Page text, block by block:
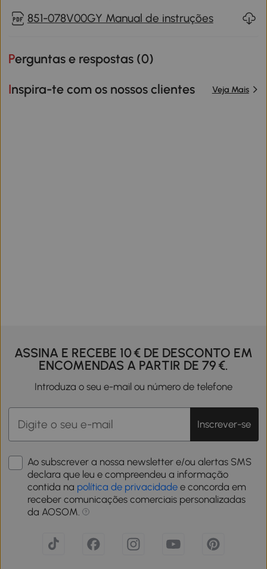
851-078V00GY Manual de instruções
Perguntas e respostas (0)
Inspira-te com os nossos clientes Veja Mais
ASSINA E RECEBE 10 € DE DESCONTO EM
ENCOMENDAS A PARTIR DE 79 €.
Introduza o seu e-mail ou número de telefone
Inscrever-se
Ao subscrever a nossa newsletter e/ou alertas SMS
declara que leu e compreendeu a informação
contida na política de privacidade e concorda em
receber comunicações comerciais personalizadas
da AOSOM.